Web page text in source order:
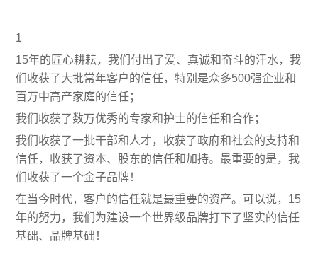
1
15年的匠心耕耘，我们付出了爱、真诚和奋斗的汗水，我
们收获了大批常年客户的信任，特别是众多500强企业和
百万中高产家庭的信任；
我们收获了数万优秀的专家和护士的信任和合作；
我们收获了一批干部和人才，收获了政府和社会的支持和
信任，收获了资本、股东的信任和加持。最重要的是，我
们收获了一个金子品牌！
在当今时代，客户的信任就是最重要的资产。可以说，15
年的努力，我们为建设一个世界级品牌打下了坚实的信任
基础、品牌基础！